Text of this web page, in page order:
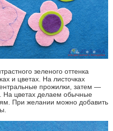
зеленого оттенка
и цветах. На листочках
прожилки, затем —
На цветах делаем обычные
При желании можно добавить